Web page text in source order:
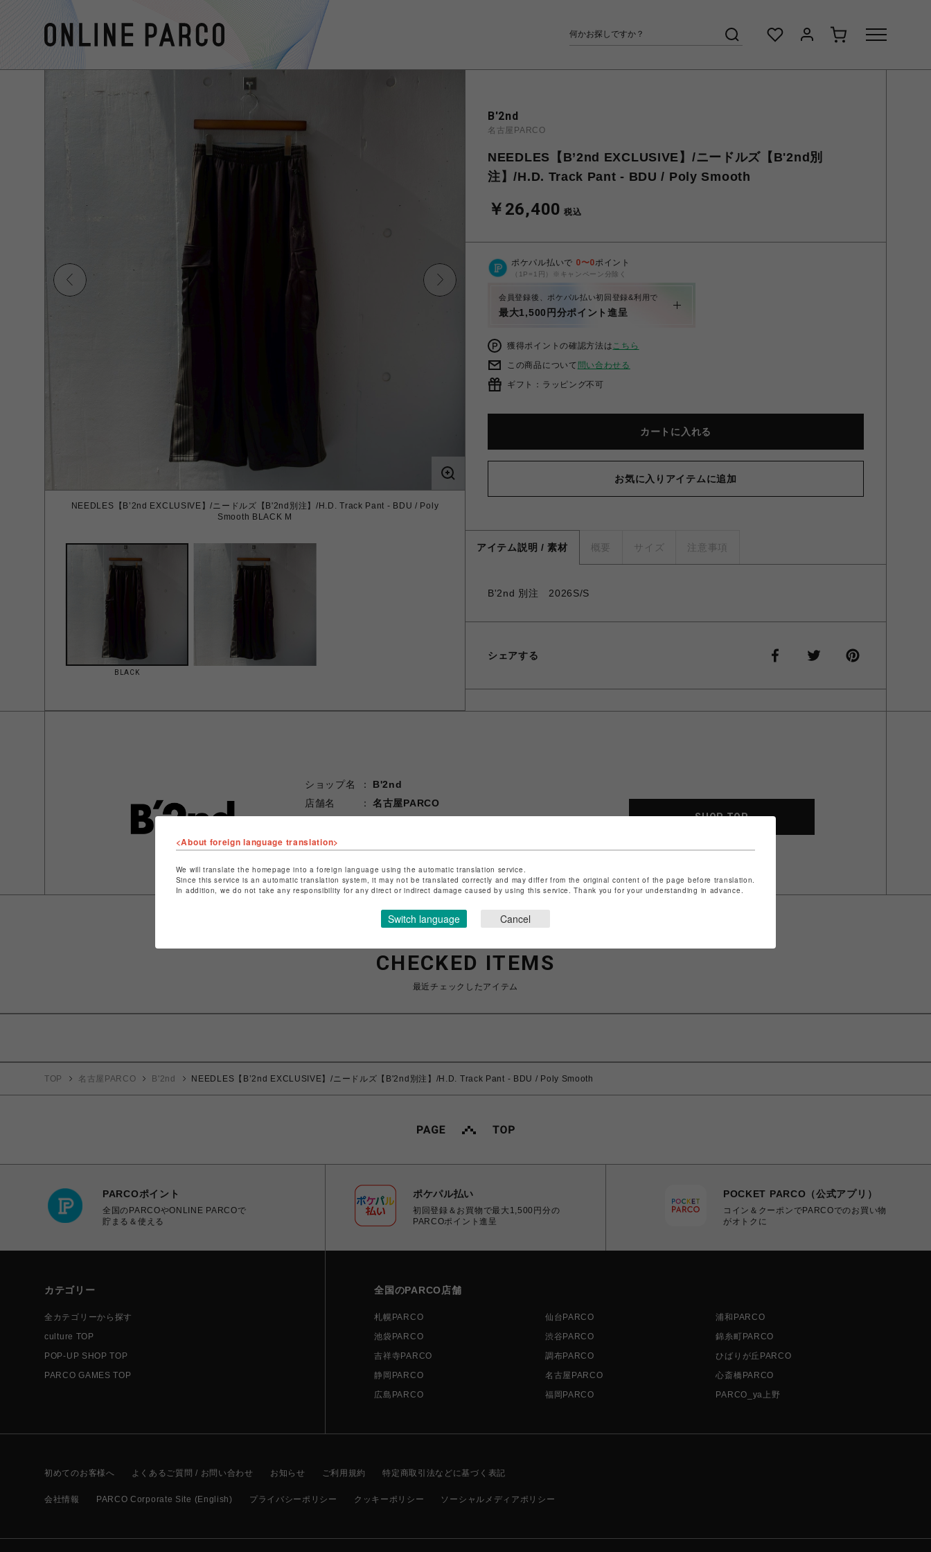
NEEDLES【B’2nd EXCLUSIVE】/ニードルズ【B'2nd別注】/H.D. Track Pant - BDU / Poly
Smooth BLACK M
BLACK
B'2nd
名古屋PARCO
NEEDLES【B’2nd EXCLUSIVE】/ニードルズ【B'2nd別
注】/H.D. Track Pant - BDU / Poly Smooth
￥26,400 税込
ポケパル払いで 0〜0ポイント
（1P=1円）※キャンペーン分除く
会員登録後、ポケパル払い初回登録&利用で
最大1,500円分ポイント進呈
獲得ポイントの確認方法はこちら
この商品について 問い合わせる
ギフト：ラッピング不可
カートに入れる
お気に入りアイテムに追加
アイテム説明 / 素材 概要 サイズ 注意事項
B'2nd 別注 2026S/S
シェアする
ショップ名
B'2nd
店舗名
名古屋PARCO
ショップお問い合わせはこちら
SHOP TOP
CHECKED ITEMS
最近チェックしたアイテム
TOP 名古屋PARCO B'2nd NEEDLES【B’2nd EXCLUSIVE】/ニードルズ【B'2nd別注】/H.D. Track Pant - BDU / Poly Smooth
PARCOポイント
全国のPARCOやONLINE PARCOで
貯まる＆使える
ポケパル払い
初回登録＆お買物で最大1,500円分の
PARCOポイント進呈
POCKET PARCO（公式アプリ）
コイン＆クーポンでPARCOでのお買い物
がオトクに
カテゴリー
全カテゴリーから探す
culture TOP
POP-UP SHOP TOP
PARCO GAMES TOP
全国のPARCO店舗
札幌PARCO 仙台PARCO
浦和PARCO
池袋PARCO
渋谷PARCO
錦糸町PARCO
吉祥寺PARCO
調布PARCO
ひばりが丘PARCO
静岡PARCO
名古屋PARCO
心斎橋PARCO
広島PARCO
福岡PARCO PARCO_ya上野
初めてのお客様へ よくあるご質問 / お問い合わせ お知らせ ご利用規約 特定商取引法などに基づく表記
会社情報 PARCO Corporate Site (English) プライバシーポリシー クッキーポリシー ソーシャルメディアポリシー
<About foreign language translation>
We will translate the homepage into a foreign language using the automatic translation service.
Since this service is an automatic translation system, it may not be translated correctly and may differ from the original content of the page before translation.
In addition, we do not take any responsibility for any direct or indirect damage caused by using this service. Thank you for your understanding in advance.
Switch language Cancel